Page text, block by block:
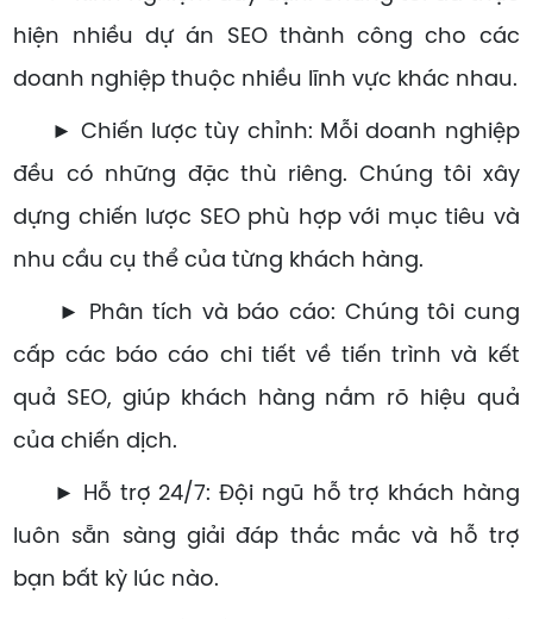
hiện nhiều dự án SEO thành công cho các
doanh nghiệp thuộc nhiều lĩnh vực khác nhau.
► Chiến lược tùy chỉnh: Mỗi doanh nghiệp
đều có những đặc thù riêng. Chúng tôi xây
dựng chiến lược SEO phù hợp với mục tiêu và
nhu cầu cụ thể của từng khách hàng.
► Phân tích và báo cáo: Chúng tôi cung
cấp các báo cáo chi tiết về tiến trình và kết
quả SEO, giúp khách hàng nắm rõ hiệu quả
của chiến dịch.
► Hỗ trợ 24/7: Đội ngũ hỗ trợ khách hàng
luôn sẵn sàng giải đáp thắc mắc và hỗ trợ
bạn bất kỳ lúc nào.